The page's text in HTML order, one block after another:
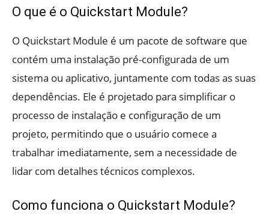
O que é o Quickstart Module?
O Quickstart Module é um pacote de software que
contém uma instalação pré-configurada de um
sistema ou aplicativo, juntamente com todas as suas
dependências. Ele é projetado para simplificar o
processo de instalação e configuração de um
projeto, permitindo que o usuário comece a
trabalhar imediatamente, sem a necessidade de
lidar com detalhes técnicos complexos.
Como funciona o Quickstart Module?